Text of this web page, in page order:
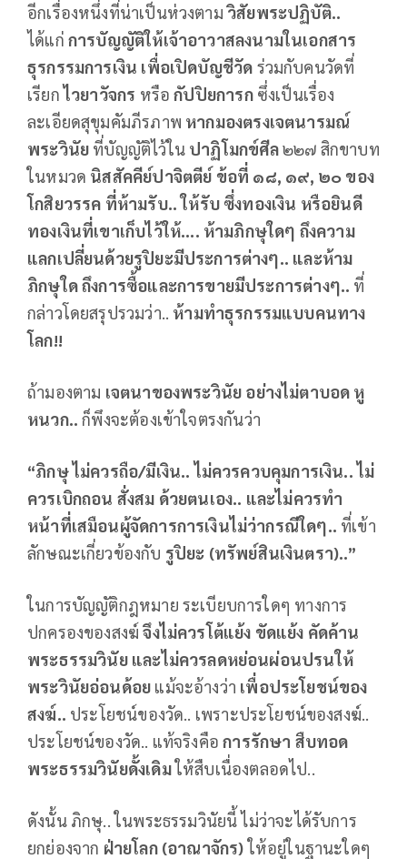
อีกเรื่องหนึ่งที่น่าเป็นห่วงตามวิสัยพระปฏิบัติ..
ได้แก่ การบัญญัติให้เจ้าอาวาสลงนามในเอกสาร
ธุรกรรมการเงิน เพื่อเปิดบัญชีวัด ร่วมกับคนวัดที่
เรียกไวยาวัจกร หรือ กัปปิยการก ซึ่งเป็นเรื่อง
ละเอียดสุขุมคัมภีรภาพ หากมองตรงเจตนารมณ์
พระวินัย ที่บัญญัติไว้ใน ปาฏิโมกข์ศีล๒๒๗ สิกขาบท
ในหมวด นิสสัคคีย์ปาจิตตีย์ ข้อที่ ๑๘, ๑๙, ๒๐ ของ
โกสิยวรรค ที่ห้ามรับ.. ให้รับ ซึ่งทองเงิน หรือยินดี
ทองเงินที่เขาเก็บไว้ให้.... ห้ามภิกษุใดๆ ถึงความ
แลกเปลี่ยนด้วยรูปิยะมีประการต่างๆ.. และห้าม
ภิกษุใด ถึงการซื้อและการขายมีประการต่างๆ.. ที่
กล่าวโดยสรุปรวมว่า.. ห้ามทำธุรกรรมแบบคนทาง
โลก!!
ถ้ามองตาม เจตนาของพระวินัย อย่างไม่ตาบอด หู
หนวก.. ก็พึงจะต้องเข้าใจตรงกันว่า
“ภิกษุ ไม่ควรถือ/มีเงิน.. ไม่ควรควบคุมการเงิน.. ไม่
ควรเบิกถอน สั่งสม ด้วยตนเอง.. และไม่ควรทำ
หน้าที่เสมือนผู้จัดการการเงินไม่ว่ากรณีใดๆ.. ที่เข้า
ลักษณะเกี่ยวข้องกับ รูปิยะ (ทรัพย์สินเงินตรา)..”
ในการบัญญัติกฎหมาย ระเบียบการใดๆ ทางการ
ปกครองของสงฆ์จึงไม่ควรโต้แย้ง ขัดแย้ง คัดค้าน
พระธรรมวินัย และไม่ควรลดหย่อนผ่อนปรนให้
พระวินัยอ่อนด้อย แม้จะอ้างว่า เพื่อประโยชน์ของ
สงฆ์.. ประโยชน์ของวัด.. เพราะประโยชน์ของสงฆ์..
ประโยชน์ของวัด.. แท้จริงคือ การรักษา สืบทอด
พระธรรมวินัยดั้งเดิมให้สืบเนื่องตลอดไป..
ดังนั้น ภิกษุ.. ในพระธรรมวินัยนี้ ไม่ว่าจะได้รับการ
ยกย่องจาก ฝ่ายโลก (อาณาจักร)ให้อยู่ในฐานะใดๆ